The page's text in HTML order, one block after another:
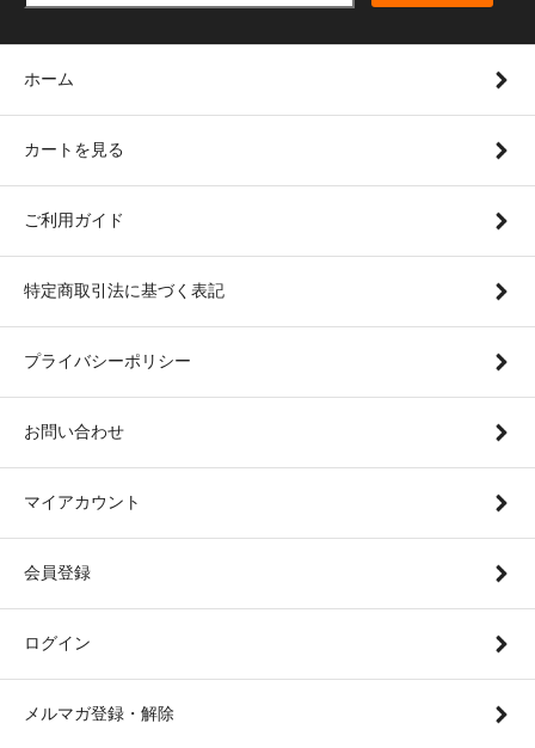
ホーム
カートを見る
ご利用ガイド
特定商取引法に基づく表記
プライバシーポリシー
お問い合わせ
マイアカウント
会員登録
ログイン
メルマガ登録・解除